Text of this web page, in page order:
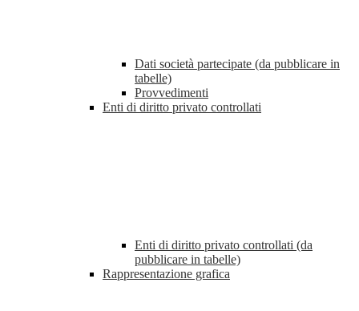
Dati società partecipate (da pubblicare in
tabelle)
Provvedimenti
Enti di diritto privato controllati
Enti di diritto privato controllati (da
pubblicare in tabelle)
Rappresentazione grafica